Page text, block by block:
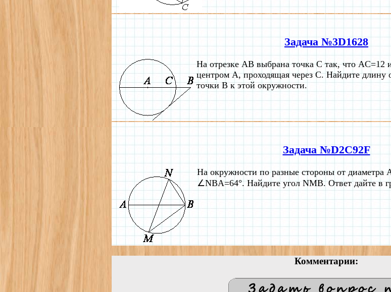
Задача №3D1628
На отрезке AB выбрана точка C так, что AC=12
центром A, проходящая через C. Найдите длину
точки B к этой окружности.
Задача №D2C92F
На окружности по разные стороны от диаметра
∠NBA=64°. Найдите угол NMB. Ответ дайте в
Комментарии: